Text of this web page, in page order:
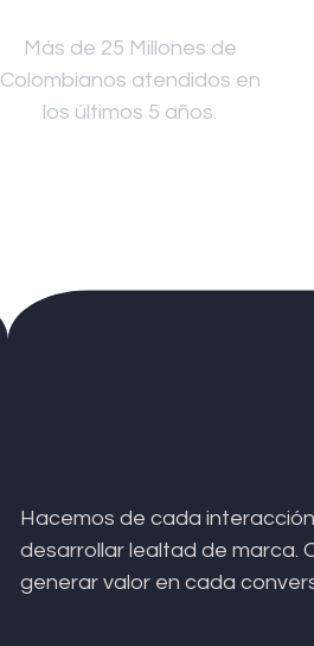
Más de 25 Millones de
Colombianos atendidos en
los últimos 5 años.
Hacemos de cada
desarrollar lealtad de marca.
generar valor en cada